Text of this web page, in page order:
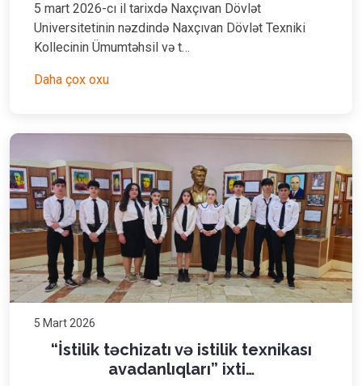
5 mart 2026-cı il tarixdə Naxçıvan Dövlət
Universitetinin nəzdində Naxçıvan Dövlət Texniki
Kollecinin Ümumtəhsil və t…
Daha çox oxu
5 Mart 2026
“İstilik təchizatı və istilik texnikası
avadanlıqları” ixti…